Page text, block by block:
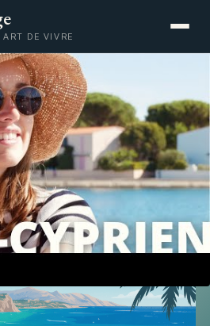
ART DE VIVRE
: découvrez
de la station
· 5 min de lecture